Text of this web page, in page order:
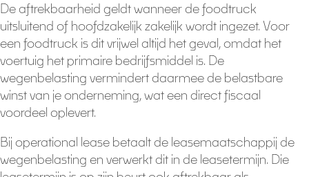
De aftrekbaarheid geldt wanneer de foodtruck
uitsluitend of hoofdzakelijk zakelijk wordt ingezet. Voor
een foodtruck is dit vrijwel altijd het geval, omdat het
voertuig het primaire bedrijfsmiddel is. De
wegenbelasting vermindert daarmee de belastbare
winst van je onderneming, wat een direct fiscaal
voordeel oplevert.
Bij operational lease betaalt de leasemaatschappij de
wegenbelasting en verwerkt dit in de leasetermijn. Die